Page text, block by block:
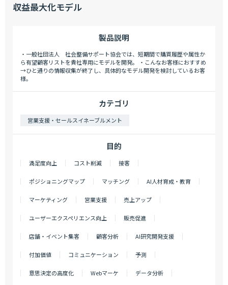
収益最大化モデル
製品説明
・一般社団法人 社会整備サポート協会では、短期間で購買履歴や属性か
ら有望顧客リストを貴社専用にモデルを開発。 ・こんなお客様におすすめ
→ひと通りの情報収集が終了し、具体的なモデル開発を検討しているお客
様。
カテゴリ
営業支援・セールスイネーブルメント
目的
満足度向上 コスト削減 接客
ポジショニングマップ マッチング AI人材育成・教育
マーケティング 営業支援 売上アップ
ユーザーエクスペリエンス向上 販売促進
店舗・イベント集客 顧客分析 AI研究開発支援
付加価値 コミュニケーション 予測
意思決定の高度化 Webマーケ データ分析